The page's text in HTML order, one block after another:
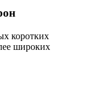
коротких
широких